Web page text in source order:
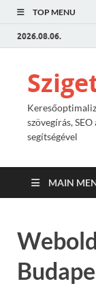
TOP MENU
2026.08.06.
szövegírás,
segítségével
MAIN